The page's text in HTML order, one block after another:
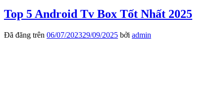
Top 5 Android Tv Box Tốt Nhất 2025
Đã đăng trên 06/07/202329/09/2025 bởi admin